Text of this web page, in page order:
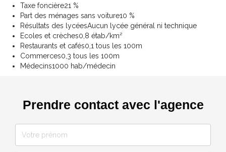
Taxe foncière21 %
Part des ménages sans voiture10 %
Résultats des lycéesAucun lycée général ni technique
Ecoles et crèches0,8 étab/km²
Restaurants et cafés0,1 tous les 100m
Commerces0,3 tous les 100m
Médecins1000 hab/médecin
Prendre contact avec l'agence